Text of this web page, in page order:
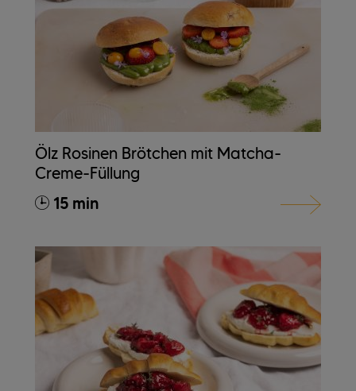
Ölz Rosinen Brötchen mit Matcha-
Creme-Füllung
15 min